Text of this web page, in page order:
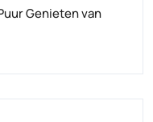
Genieten van